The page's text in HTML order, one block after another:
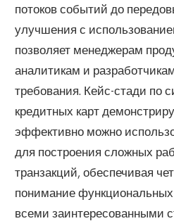
потоков событий до
улучшения с
позволяет менеджерам
аналитикам и
требования. Кейс-стади по
кредитных карт
эффективно можно
для построения сложных
транзакций, обеспечивая
понимание
всеми заинтересованными